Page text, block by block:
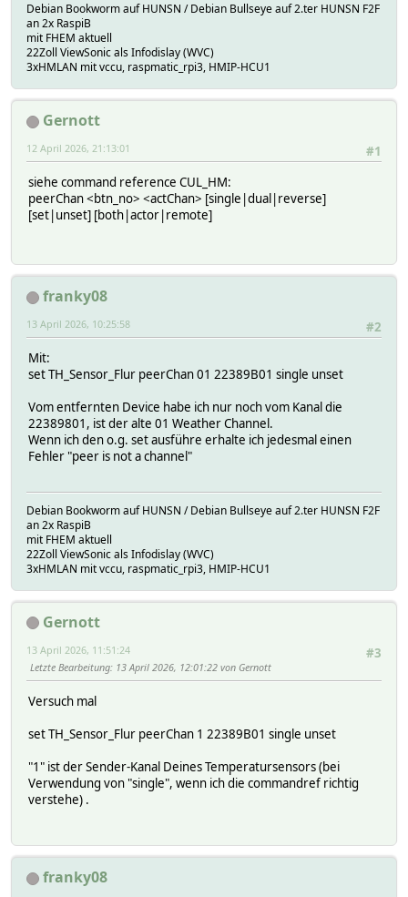
Debian Bookworm auf HUNSN / Debian Bullseye auf 2.ter HUNSN F2F
an 2x RaspiB
mit FHEM aktuell
22Zoll ViewSonic als Infodislay (WVC)
3xHMLAN mit vccu, raspmatic_rpi3, HMIP-HCU1
Gernott
#1
12 April 2026, 21:13:01
siehe command reference CUL_HM:
peerChan <btn_no> <actChan> [single|dual|reverse]
[set|unset] [both|actor|remote]
franky08
#2
13 April 2026, 10:25:58
Mit:
set TH_Sensor_Flur peerChan 01 22389B01 single unset
Vom entfernten Device habe ich nur noch vom Kanal die
22389801, ist der alte 01 Weather Channel.
Wenn ich den o.g. set ausführe erhalte ich jedesmal einen
Fehler "peer is not a channel"
Debian Bookworm auf HUNSN / Debian Bullseye auf 2.ter HUNSN F2F
an 2x RaspiB
mit FHEM aktuell
22Zoll ViewSonic als Infodislay (WVC)
3xHMLAN mit vccu, raspmatic_rpi3, HMIP-HCU1
Gernott
#3
13 April 2026, 11:51:24
Letzte Bearbeitung: 13 April 2026, 12:01:22 von Gernott
Versuch mal
set TH_Sensor_Flur peerChan 1 22389B01 single unset
"1" ist der Sender-Kanal Deines Temperatursensors (bei
Verwendung von "single", wenn ich die commandref richtig
verstehe) .
franky08